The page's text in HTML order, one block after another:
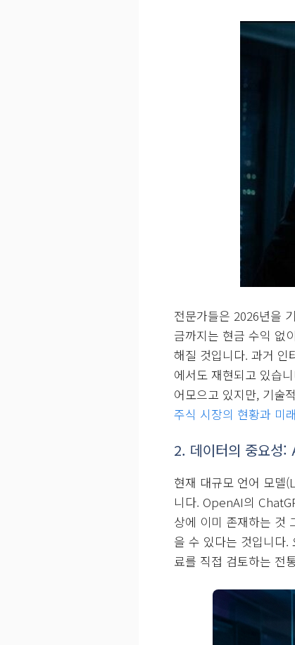
전문가들은 2026년을
금까지는 현금 수익 없
해질 것입니다. 과거 인
에서도 재현되고 있습
어모으고 있지만, 기술
주식 시장의 현황과 미
2. 데이터의 중요성:
현재 대규모 언어 모델
니다. OpenAI의
상에 이미 존재하는 것
을 수 있다는 것입니다
료를 직접 검토하는 전